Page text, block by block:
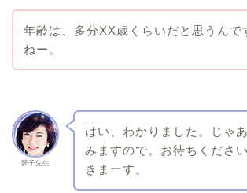
年齢は、多分XX歳くらいだと思うんで
ねー。
夢子先生
はい、わかりました。じゃ
みますので。お待ちくださ
きまーす。